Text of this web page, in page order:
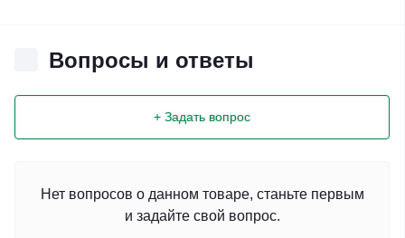
Вопросы и ответы
+ Задать вопрос
Нет вопросов о данном товаре, станьте первым
и задайте свой вопрос.